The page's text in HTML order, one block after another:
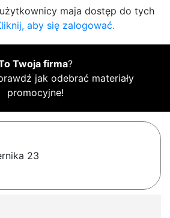
maja dostęp do tych
aby się zalogować.
Twoja firma?
jak odebrać materiały
promocyjne!
23